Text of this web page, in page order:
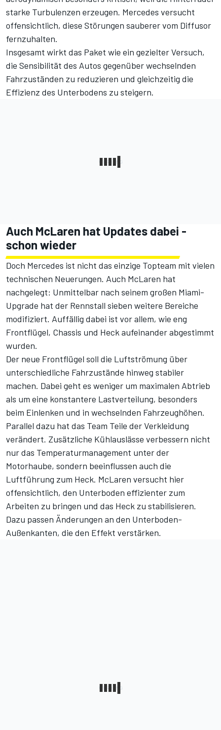
starke Turbulenzen erzeugen. Mercedes versucht
offensichtlich, diese Störungen sauberer vom Diffusor
fernzuhalten.
Insgesamt wirkt das Paket wie ein gezielter Versuch,
die Sensibilität des Autos gegenüber wechselnden
Fahrzuständen zu reduzieren und gleichzeitig die
Effizienz des Unterbodens zu steigern.
Auch McLaren hat Updates dabei -
schon wieder
Doch Mercedes ist nicht das einzige Topteam mit vielen
technischen Neuerungen. Auch McLaren hat
nachgelegt: Unmittelbar nach seinem großen Miami-
Upgrade hat der Rennstall sieben weitere Bereiche
modifiziert. Auffällig dabei ist vor allem, wie eng
Frontflügel, Chassis und Heck aufeinander abgestimmt
wurden.
Der neue Frontflügel soll die Luftströmung über
unterschiedliche Fahrzustände hinweg stabiler
machen. Dabei geht es weniger um maximalen Abtrieb
als um eine konstantere Lastverteilung, besonders
beim Einlenken und in wechselnden Fahrzeughöhen.
Parallel dazu hat das Team Teile der Verkleidung
verändert. Zusätzliche Kühlauslässe verbessern nicht
nur das Temperaturmanagement unter der
Motorhaube, sondern beeinflussen auch die
Luftführung zum Heck. McLaren versucht hier
offensichtlich, den Unterboden effizienter zum
Arbeiten zu bringen und das Heck zu stabilisieren.
Dazu passen Änderungen an den Unterboden-
Außenkanten, die den Effekt verstärken.